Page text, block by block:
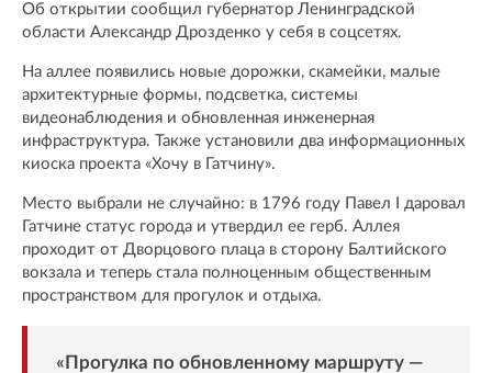
Об открытии сообщил губернатор Ленинградской
области Александр Дрозденко у себя в соцсетях.
На аллее появились новые дорожки, скамейки, малые
архитектурные формы, подсветка, системы
видеонаблюдения и обновленная инженерная
инфраструктура. Также установили два информационных
киоска проекта «Хочу в Гатчину».
Место выбрали не случайно: в 1796 году Павел I даровал
Гатчине статус города и утвердил ее герб. Аллея
проходит от Дворцового плаца в сторону Балтийского
вокзала и теперь стала полноценным общественным
пространством для прогулок и отдыха.
«Прогулка по обновленному маршруту —